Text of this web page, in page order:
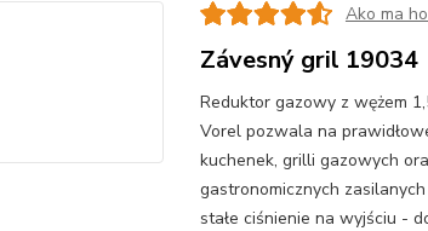
Ako ma
Závesný gril 19034
Reduktor gazowy z wężem
Vorel pozwala na
kuchenek, grilli gazowych
gastronomicznych
stałe ciśnienie na wyjściu -